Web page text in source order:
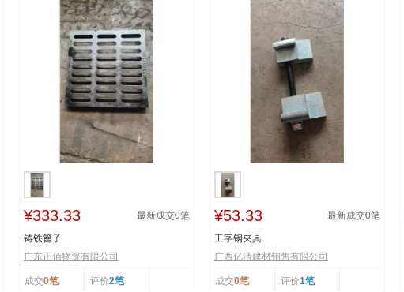
¥333.33 最新成交0笔
铸铁篦子
广东正佰物资有限公司
成交0笔 评价2笔
¥53.33 最新成交0笔
工字钢夹具
广西亿清建材销售有限公司
成交0笔 评价1笔